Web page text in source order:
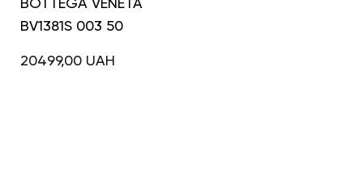
BV1381S 003 50
20499,00 UAH